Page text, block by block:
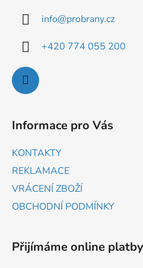
info@probrany.cz
+420 774 055 200
Informace pro Vás
KONTAKTY
REKLAMACE
VRÁCENÍ ZBOŽÍ
OBCHODNÍ PODMÍNKY
Přijímáme online platby